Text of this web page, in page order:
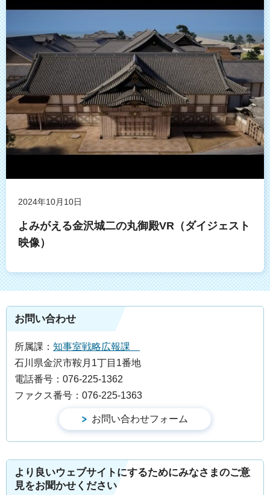
2024年10月10日
よみがえる金沢城二の丸御殿VR（ダイジェスト
映像）
お問い合わせ
所属課： 知事室戦略広報課
石川県金沢市鞍月1丁目1番地
電話番号：076-225-1362
ファクス番号：076-225-1363
より良いウェブサイトにするためにみなさまのご意
見をお聞かせください